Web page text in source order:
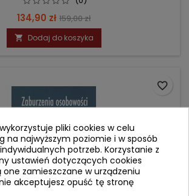
Cena
134,90 zł Cena
podstawowa
159,00 zł
 Dodaj do koszyka
favorite_border
pliki cookies w celu
na najwyższym poziomie i w sposób
potrzeb. Korzystanie z
ustawień dotyczących cookies
one zamieszczane w urządzeniu
akceptujesz opuść tę stronę